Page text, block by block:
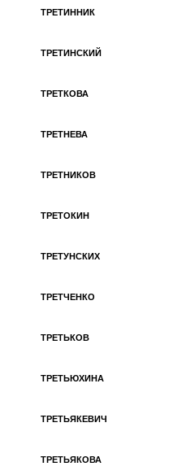
ТРЕТИННИК
ТРЕТИНСКИЙ
ТРЕТКОВА
ТРЕТНЕВА
ТРЕТНИКОВ
ТРЕТОКИН
ТРЕТУНСКИХ
ТРЕТЧЕНКО
ТРЕТЬКОВ
ТРЕТЬЮХИНА
ТРЕТЬЯКЕВИЧ
ТРЕТЬЯКОВА